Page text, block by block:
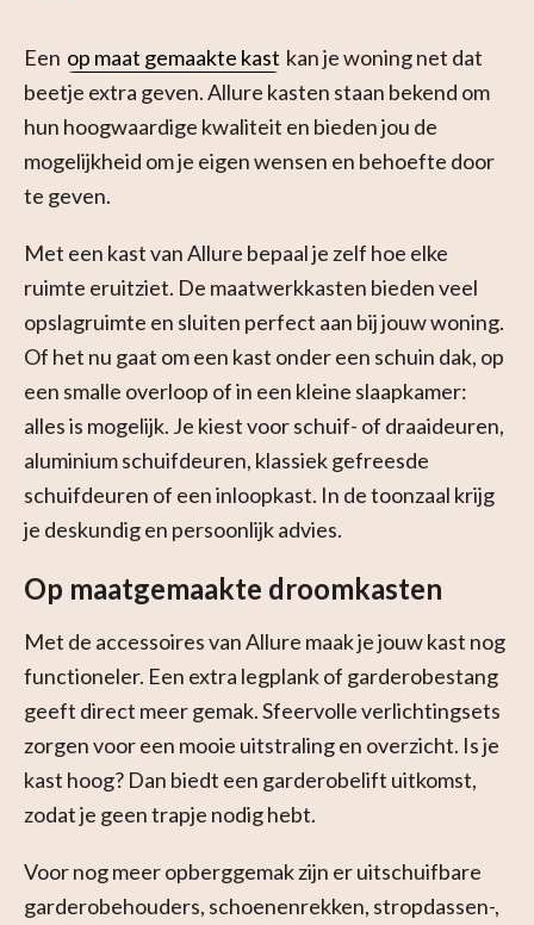
Een op maat gemaakte kast kan je woning net dat
beetje extra geven. Allure kasten staan bekend om
hun hoogwaardige kwaliteit en bieden jou de
mogelijkheid om je eigen wensen en behoefte door
te geven.
Met een kast van Allure bepaal je zelf hoe elke
ruimte eruitziet. De maatwerkkasten bieden veel
opslagruimte en sluiten perfect aan bij jouw woning.
Of het nu gaat om een kast onder een schuin dak, op
een smalle overloop of in een kleine slaapkamer:
alles is mogelijk. Je kiest voor schuif- of draaideuren,
aluminium schuifdeuren, klassiek gefreesde
schuifdeuren of een inloopkast. In de toonzaal krijg
je deskundig en persoonlijk advies.
Op maatgemaakte droomkasten
Met de accessoires van Allure maak je jouw kast nog
functioneler. Een extra legplank of garderobestang
geeft direct meer gemak. Sfeervolle verlichtingsets
zorgen voor een mooie uitstraling en overzicht. Is je
kast hoog? Dan biedt een garderobelift uitkomst,
zodat je geen trapje nodig hebt.
Voor nog meer opberggemak zijn er uitschuifbare
garderobehouders, schoenenrekken, stropdassen-,